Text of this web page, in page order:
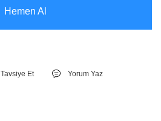
Hemen Al
Tavsiye Et Yorum Yaz